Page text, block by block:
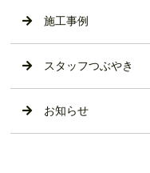
施工事例
スタッフつぶやき
お知らせ